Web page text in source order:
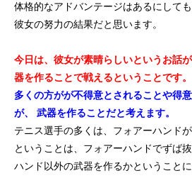
体格的なアドバンテージはあるにしても
彼女の努力の結果だと思います。
今日は、彼女が素晴らしいというお話が
器を作ることで戦えるということです。
多くの方がが不得意とされることや得
が、
武器を作ることだと考えます。
テニス選手の多くは、フォアーハンドが
ということは、フォアーハンドでずば
ハンド以外の武器を作るかということに